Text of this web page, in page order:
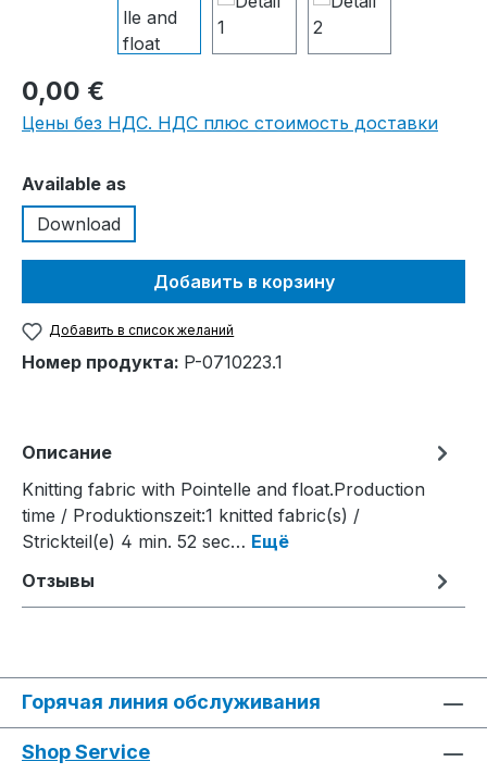
0,00 €
Цены без НДС. НДС плюс стоимость доставки
Выберите
Available as
Download
Добавить в корзину
Добавить в список желаний
Номер продукта: P-0710223.1
Описание
Knitting fabric with Pointelle and float.Production
time / Produktionszeit:1 knitted fabric(s) /
Strickteil(e) 4 min. 52 sec… Ещё
Отзывы
Горячая линия обслуживания
Shop Service